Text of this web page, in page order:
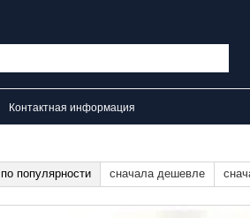
Контактная информация
по популярности сначала дешевле